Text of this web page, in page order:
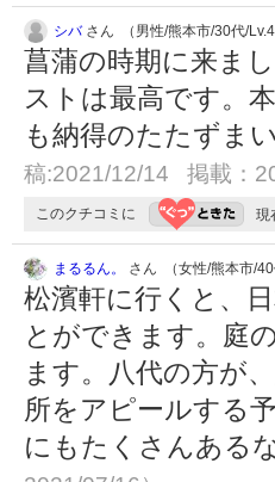
シバさん （男性/熊本市/30代/
菖蒲の時期に来ま
ストは最高です。
も納得のたたずま
稿:2021/12/14 掲載：
このクチコミに 現
まるるん。 さん （女性/熊本市/40
松濱軒に行くと、
とができます。庭
ます。八代の方が
所をアピールする
にもたくさんある